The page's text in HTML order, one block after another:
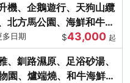
機、企鵝遊行、天狗山纜
北方馬公園、海鮮和牛螃
日期 $43,000 起
釧路濕原、足浴砂湯、
園、爐端燒、和牛海鮮螃